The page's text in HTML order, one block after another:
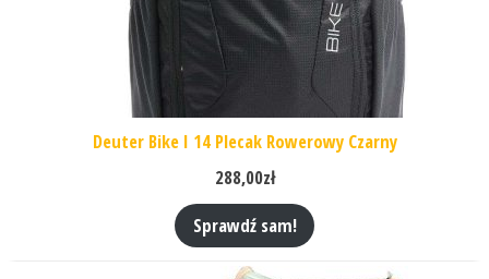
Deuter Bike I 14 Plecak Rowerowy Czarny
288,00zł
Sprawdź sam!